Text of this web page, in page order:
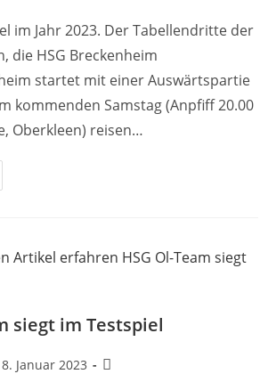
im Jahr 2023. Der Tabellendritte der
die HSG Breckenheim
startet mit einer Auswärtspartie
kommenden Samstag (Anpfiff 20.00
Oberkleen) reisen…
Langgöns
siegt im Testspiel
8. Januar 2023
Beitrags-